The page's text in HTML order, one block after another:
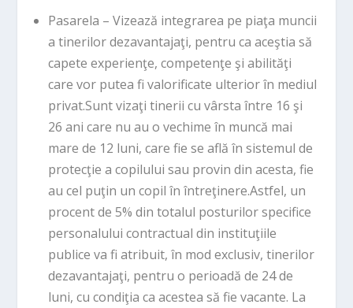
Pasarela – Vizează integrarea pe piaţa muncii
a tinerilor dezavantajaţi, pentru ca aceştia să
capete experienţe, competenţe şi abilităţi
care vor putea fi valorificate ulterior în mediul
privat.Sunt vizaţi tinerii cu vârsta între 16 şi
26 ani care nu au o vechime în muncă mai
mare de 12 luni, care fie se află în sistemul de
protecţie a copilului sau provin din acesta, fie
au cel puţin un copil în întreţinere.Astfel, un
procent de 5% din totalul posturilor specifice
personalului contractual din instituţiile
publice va fi atribuit, în mod exclusiv, tinerilor
dezavantajaţi, pentru o perioadă de 24 de
luni, cu condiţia ca acestea să fie vacante. La